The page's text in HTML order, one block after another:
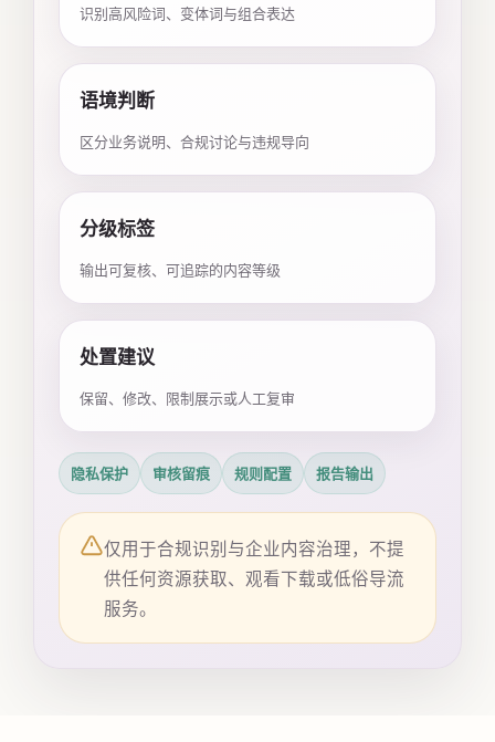
识别高风险词、变体词与组合表达
语境判断
区分业务说明、合规讨论与违规导向
分级标签
输出可复核、可追踪的内容等级
处置建议
保留、修改、限制展示或人工复审
隐私保护 审核留痕 规则配置 报告输出
仅用于合规识别与企业内容治理，不提
供任何资源获取、观看下载或低俗导流
服务。